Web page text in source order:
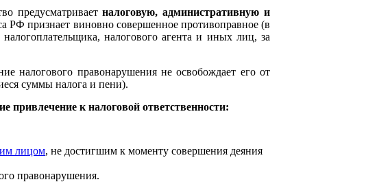
предусматриваетналоговую, административную и
РФ признает виновно совершенное противоправное (в
налогового агента и иных лиц, за
налогового правонарушения не освобождает его от
суммы налога и пени).
привлечение к налоговой ответственности:
лицом, не достигшим к моменту совершения деяния
правонарушения.